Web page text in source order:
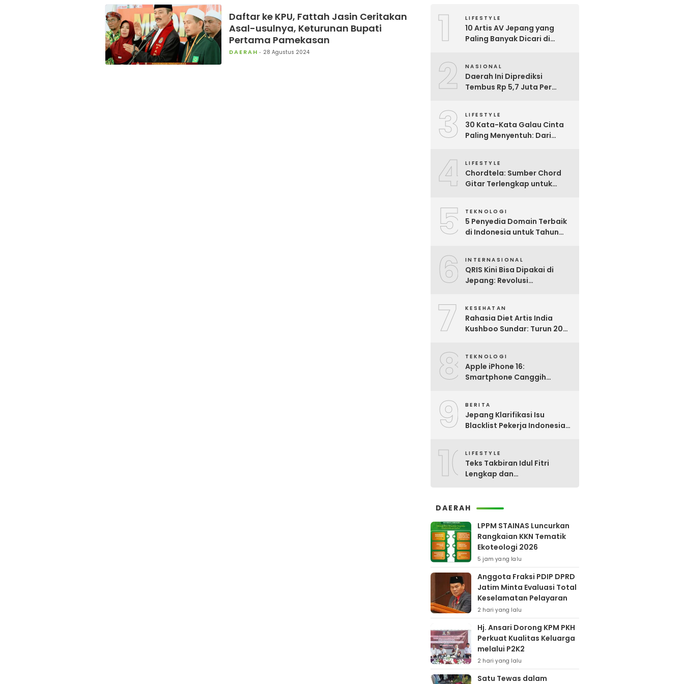
Daftar ke KPU, Fattah Jasin Ceritakan
Asal-usulnya, Keturunan Bupati
Pertama Pamekasan
DAERAH 28 Agustus 2024 1 LIFESTYLE
10 Artis AV Jepang yang
Paling Banyak Dicari di
2 NASIONAL
Daerah Ini Diprediksi
Tembus Rp 5,7 Juta Per
Upah Minimum 2026
3 LIFESTYLE
30 Kata-Kata Galau Cinta
Paling Menyentuh: Dari
4 LIFESTYLE
Chordtela: Sumber Chord
Gitar Terlengkap untuk
5 TEKNOLOGI
5 Penyedia Domain Terbaik
di Indonesia untuk Tahun
6 INTERNASIONAL
QRIS Kini Bisa Dipakai di
Jepang: Revolusi
7 KESEHATAN
Rahasia Diet Artis India
Kushboo Sundar: Turun 20
8 TEKNOLOGI
Apple iPhone 16:
Smartphone Canggih
9 BERITA
Jepang Klarifikasi Isu
Blacklist Pekerja Indonesia,
10LIFESTYLE
Teks Takbiran Idul Fitri
Lengkap dan
DAERAH
LPPM STAINAS Luncurkan
Rangkaian KKN Tematik
Ekoteologi 2026
5 jam yang lalu
Anggota Fraksi PDIP DPRD
Jatim Minta Evaluasi Total
Keselamatan Pelayaran
2 hari yang lalu
Hj. Ansari Dorong KPM PKH
Perkuat Kualitas Keluarga
melalui P2K2
2 hari yang lalu
Satu Tewas dalam